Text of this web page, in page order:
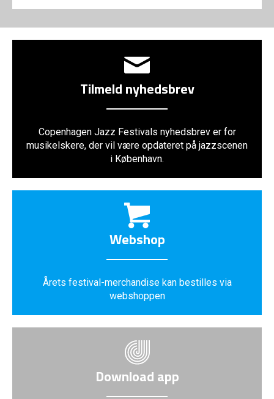
Tilmeld nyhedsbrev
Copenhagen Jazz Festivals nyhedsbrev er for
musikelskere, der vil være opdateret på jazzscenen
i København.
Webshop
Årets festival-merchandise kan bestilles via
webshoppen
Download app